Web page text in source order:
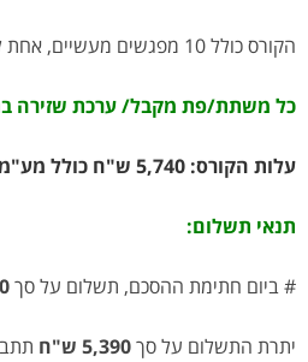
הקורס כולל 10 מפגשים מעשיים, אחת לשבוע,
כל משתת/פת מקבל/ ערכת שזירה
עלות הקורס: 5,740 ש"ח כולל מע"מ.
תנאי תשלום:
# ביום חתימת ההסכם, תשלום על סך
יתרת התשלום על סך5,390 ש"ח תתבצע עד לכל